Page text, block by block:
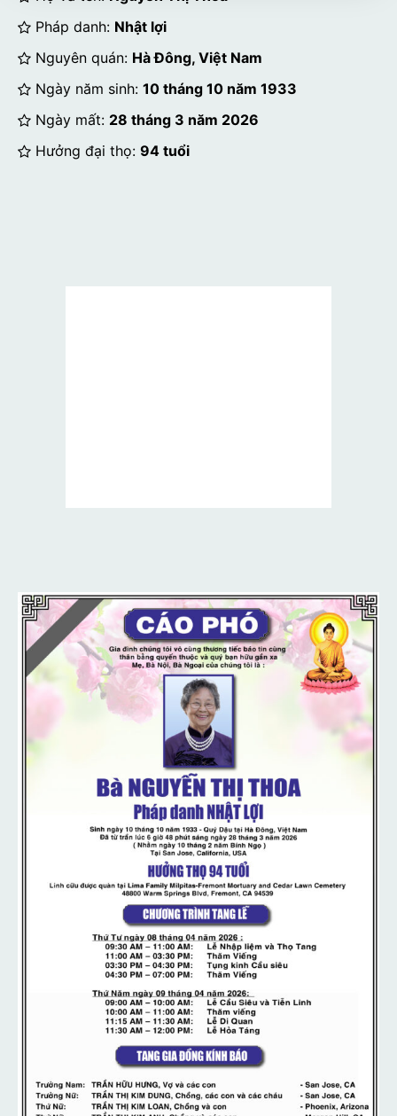
Pháp danh: Nhật lợi
Nguyên quán: Hà Đông, Việt Nam
Ngày năm sinh: 10 tháng 10 năm 1933
Ngày mất: 28 tháng 3 năm 2026
Hưởng đại thọ: 94 tuổi